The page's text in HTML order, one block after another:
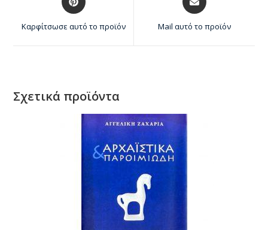
Καρφίτσωσε αυτό το προϊόν Mail αυτό το προϊόν
Σχετικά προϊόντα